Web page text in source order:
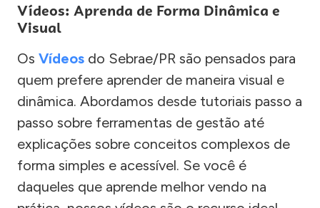
Vídeos: Aprenda de Forma Dinâmica e
Visual
Os Vídeos do Sebrae/PR são pensados para
quem prefere aprender de maneira visual e
dinâmica. Abordamos desde tutoriais passo a
passo sobre ferramentas de gestão até
explicações sobre conceitos complexos de
forma simples e acessível. Se você é
daqueles que aprende melhor vendo na